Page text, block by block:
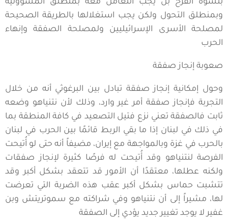
بنشوة الفرح بل يجب التعامل معه بمنطلق المسؤولية
وبمنطلق التحول ولكن يجب استغلالها بالطريقة الصحيحة
لمصلحة الأسرى الإسرائيليين ولمصلحة الصفقة وإنهاء
الحرب
صعوبة إنجاز صفقة
وحول إمكانية إنجاز صفقة تبادل بين البرغوثي أنه من خلال
التجربة فإنجاز صفقة أمر غير وارد، وذلك لأن نتنياهو وضعه
ثابت فالصفقة تعني نزع فتيل التصعيد في كافة المنطقة بما
في ذلك في لبنان إذا ما بقي الربط قائمًا بين الحرب في لبنان
بالحرب في غزة وبالمواجهة مع إيران، مضيفاً أنه حتى لو أُتيحت
الفرصة لنتنياهو وقد أُتيحت له فرصًا كثيرة لإنجاز صفقات
ولكنه عطلها، معتقدًا أن الأمور قد تتعقد بشكل أكبر وقد
تتشبت حماس بشكل أكبر عقب هذه الضربة التي تعرضت
لها، مشيراً إلى أن نتنياهو وفي شراكته مع سموتريتش وبن
غفير لا يوجد تغيير جديد يؤدي إلى الصفقة